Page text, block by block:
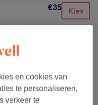
€35 Kies
en cookies van
te personaliseren,
verkeer te